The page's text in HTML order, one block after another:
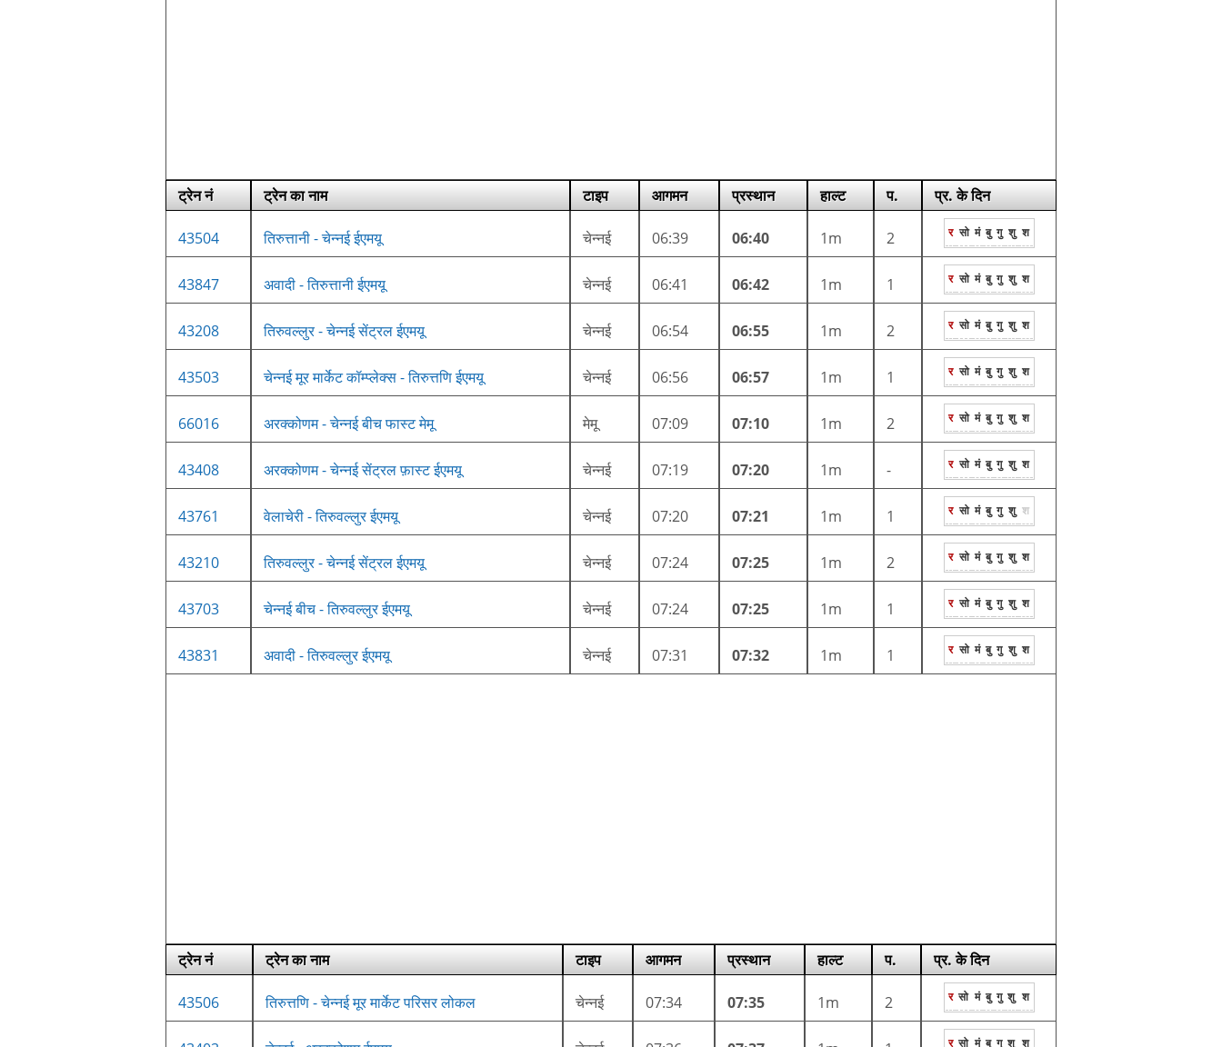
ट्रेन नं ट्रेन का नाम टाइप आगमन प्रस्थान हाल्ट प. प्र. के दिन
43504 तिरुत्तानी - चेन्नई ईएमयू चेन्नई 06:39 06:40 1m 2 र सो मं बु गु शु श
43847 अवादी - तिरुत्तानी ईएमयू चेन्नई 06:41 06:42 1m 1 र सो मं बु गु शु श
43208 तिरुवल्लुर - चेन्नई सेंट्रल ईएमयू चेन्नई 06:54 06:55 1m 2 र सो मं बु गु शु श
43503 चेन्नई मूर मार्केट कॉम्प्लेक्स - तिरुत्तणि ईएमयू चेन्नई 06:56 06:57 1m 1 र सो मं बु गु शु श
66016 अरक्कोणम - चेन्नई बीच फास्ट मेमू मेमू 07:09 07:10 1m 2 र सो मं बु गु शु श
43408 अरक्कोणम - चेन्नई सेंट्रल फ़ास्ट ईएमयू चेन्नई 07:19 07:20 1m - र सो मं बु गु शु श
43761 वेलाचेरी - तिरुवल्लुर ईएमयू चेन्नई 07:20 07:21 1m 1 र सो मं बु गु शु श
43210 तिरुवल्लुर - चेन्नई सेंट्रल ईएमयू चेन्नई 07:24 07:25 1m 2 र सो मं बु गु शु श
43703 चेन्नई बीच - तिरुवल्लुर ईएमयू चेन्नई 07:24 07:25 1m 1 र सो मं बु गु शु श
43831 अवादी - तिरुवल्लुर ईएमयू चेन्नई 07:31 07:32 1m 1 र सो मं बु गु शु श
ट्रेन नं ट्रेन का नाम टाइप आगमन प्रस्थान हाल्ट प. प्र. के दिन
43506 तिरुत्तणि - चेन्नई मूर मार्केट परिसर लोकल चेन्नई 07:34 07:35 1m 2 र सो मं बु गु शु श
र सो मं बु गु शु श